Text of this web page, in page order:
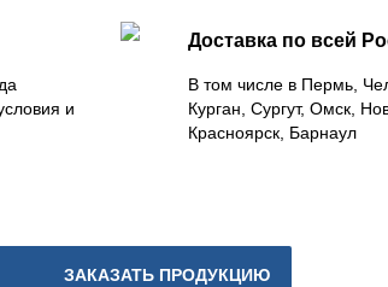
и
Доставка по всей
В том числе в Пермь,
Курган, Сургут, Омск,
Красноярск, Барнаул
ЗАКАЗАТЬ ПРОДУКЦИЮ